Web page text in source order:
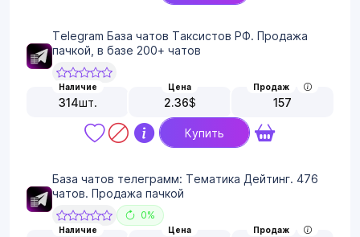
Telegram База чатов Таксистов РФ. Продажа
пачкой, в базе 200+ чатов
Наличие
314шт.
Цена
2.36$
Продаж
157
Купить
База чатов телеграмм: Тематика Дейтинг. 476
чатов. Продажа пачкой
0%
Наличие Цена Продаж